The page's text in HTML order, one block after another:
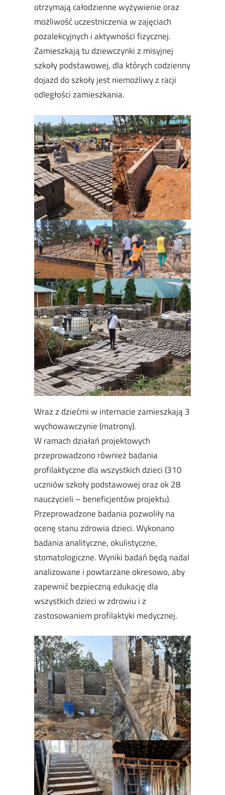
otrzymają całodzienne wyżywienie oraz
możliwość uczestniczenia w zajęciach
pozalekcyjnych i aktywności fizycznej.
Zamieszkają tu dziewczynki z misyjnej
szkoły podstawowej, dla których codzienny
dojazd do szkoły jest niemożliwy z racji
odległości zamieszkania.
Wraz z dziećmi w internacie zamieszkają 3
wychowawczynie (matrony).
W ramach działań projektowych
przeprowadzono również badania
profilaktyczne dla wszystkich dzieci (310
uczniów szkoły podstawowej oraz ok 28
nauczycieli – beneficjentów projektu).
Przeprowadzone badania pozwoliły na
ocenę stanu zdrowia dzieci. Wykonano
badania analityczne, okulistyczne,
stomatologiczne. Wyniki badań będą nadal
analizowane i powtarzane okresowo, aby
zapewnić bezpieczną edukację dla
wszystkich dzieci w zdrowiu i z
zastosowaniem profilaktyki medycznej.